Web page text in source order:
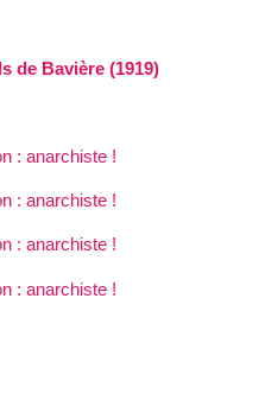
de Bavière (1919)
: anarchiste !
: anarchiste !
: anarchiste !
: anarchiste !